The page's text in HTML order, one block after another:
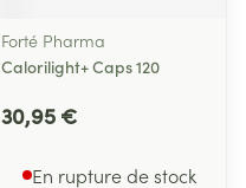
Forté Pharma
Calorilight+ Caps 120
30,95 €
En rupture de stock